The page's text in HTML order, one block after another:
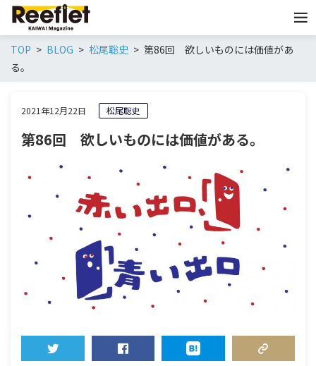
TOP BLOG 松尾聡史
第86回 欲しいものには価値があ
る。
2021年12月22日 松尾聡史
第86回 欲しいものには価値がある。